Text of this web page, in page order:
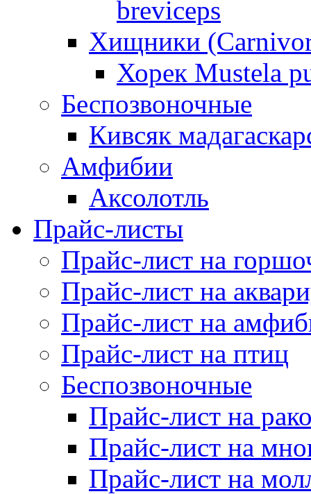
breviceps
Хищники
Хорек Mustela
Беспозвоночные
Кивсяк
Амфибии
Аксолотль
Прайс-листы
Прайс-лист на
Прайс-лист на
Прайс-лист на
Прайс-лист на птиц
Беспозвоночные
Прайс-лист на
Прайс-лист на
Прайс-лист на